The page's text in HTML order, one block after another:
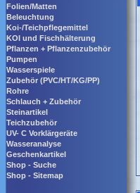
Folien/Matten
Beleuchtung
Koi-/Teichpflegemittel
KOI und Fischhälterung
Pflanzen + Pflanzenzubehör
Pumpen
Wasserspiele
Zubehör (PVC/HT/KG/PP)
Rohre
Schlauch + Zubehör
Steinartikel
Teichzubehör
UV- C Vorklärgeräte
Wasseranalyse
Geschenkartikel
Shop - Suche
Shop - Sitemap